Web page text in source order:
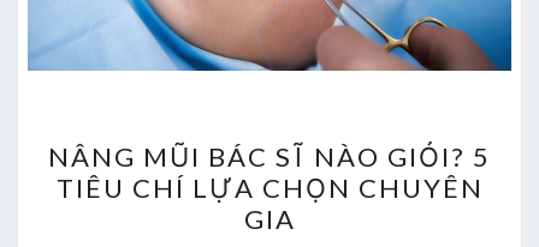
MŨI
BÁC
SĨ
NÂNG MŨI BÁC SĨ NÀO GIỎI? 5
TIÊU CHÍ LỰA CHỌN CHUYÊN
GIA